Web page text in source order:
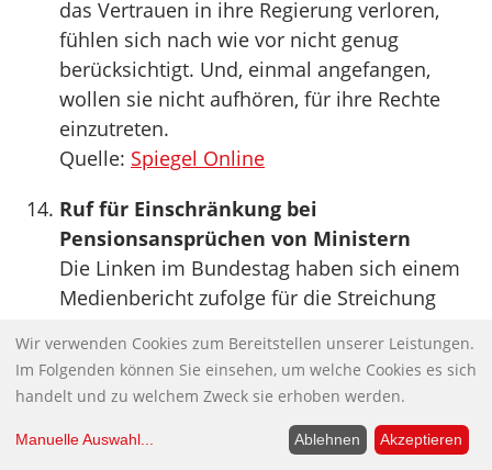
das Vertrauen in ihre Regierung verloren,
fühlen sich nach wie vor nicht genug
berücksichtigt. Und, einmal angefangen,
wollen sie nicht aufhören, für ihre Rechte
einzutreten.
Quelle: Spiegel Online
Ruf für Einschränkung bei
Pensionsansprüchen von Ministern
Die Linken im Bundestag haben sich einem
Medienbericht zufolge für die Streichung
die Bundesministern unter bestimmten
Bedingungen bereits nach zwei Jahren
Quelle:Handelsblatt
Wir verwenden Cookies zum Bereitstellen unserer Leistungen.
Im Folgenden können Sie einsehen, um welche Cookies es sich
handelt und zu welchem Zweck sie erhoben werden.
Manuelle Auswahl... Ablehnen Akzeptieren